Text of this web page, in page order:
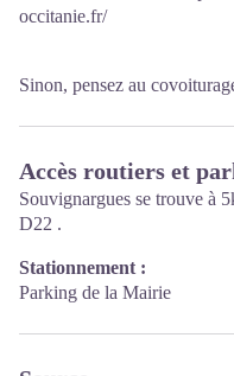
occitanie.fr/
Sinon, pensez au
Accès routiers et
Souvignargues se trouve à
D22 .
Stationnement :
Parking de la Mairie